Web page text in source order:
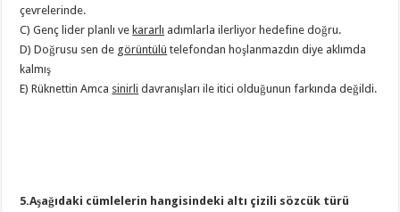
çevrelerinde.
C) Genç lider planlı ve kararlı adımlarla ilerliyor hedefine doğru.
D) Doğrusu sen de görüntülü telefondan hoşlanmazdın diye aklımda
kalmış
E) Rüknettin Amca sinirli davranışları ile itici olduğunun farkında değildi.
5.Aşağıdaki cümlelerin hangisindeki altı çizili söz­cük türü